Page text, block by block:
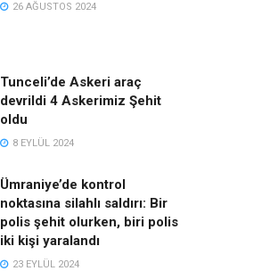
26 AĞUSTOS 2024
Tunceli’de Askeri araç
devrildi 4 Askerimiz Şehit
oldu
8 EYLÜL 2024
Ümraniye’de kontrol
noktasına silahlı saldırı: Bir
polis şehit olurken, biri polis
iki kişi yaralandı
23 EYLÜL 2024